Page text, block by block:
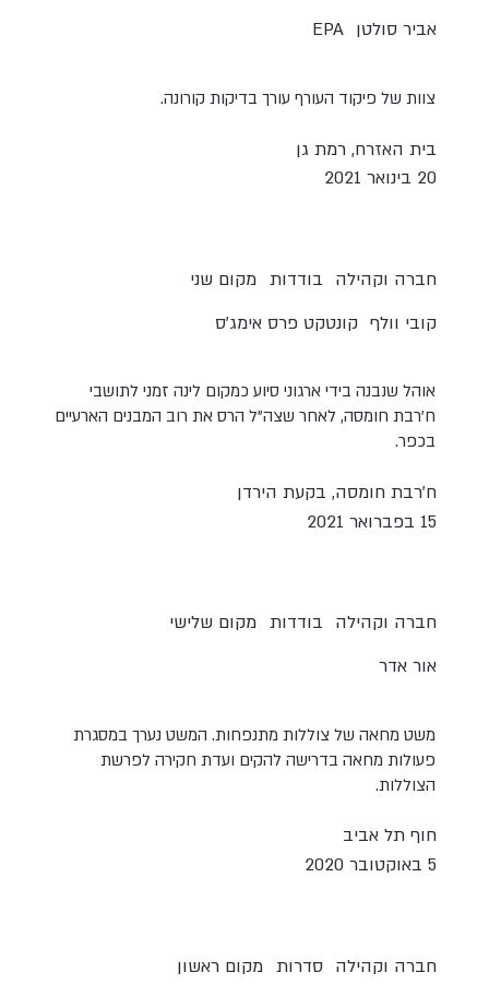
EPA אביר סולטן
צוות של פיקוד העורף עורך בדיקות קורונה.
בית האזרח, רמת גן
20 בינואר 2021
מקום שני בודדות חברה וקהילה
קונטקט פרס אימג'ס קובי וולף
אוהל שנבנה בידי ארגוני סיוע כמקום לינה זמני לתושבי
ח'רבת חומסה, לאחר שצה"ל הרס את רוב המבנים הארעיים
בכפר.
ח'רבת חומסה, בקעת הירדן
15 בפברואר 2021
מקום שלישי בודדות חברה וקהילה
אור אדר
משט מחאה של צוללות מתנפחות. המשט נערך במסגרת
פעולות מחאה בדרישה להקים ועדת חקירה לפרשת
הצוללות.
חוף תל אביב
5 באוקטובר 2020
מקום ראשון סדרות חברה וקהילה